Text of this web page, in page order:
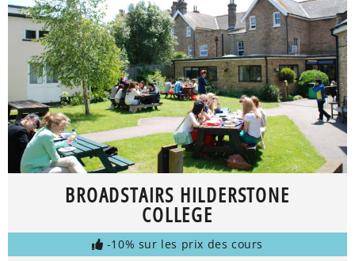
BROADSTAIRS HILDERSTONE
COLLEGE
-10% sur les prix des cours